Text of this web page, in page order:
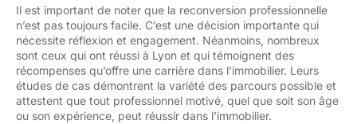
Il est important de noter que la reconversion professionnelle
n’est pas toujours facile. C’est une décision importante qui
nécessite réflexion et engagement. Néanmoins, nombreux
sont ceux qui ont réussi à Lyon et qui témoignent des
récompenses qu’offre une carrière dans l’immobilier. Leurs
études de cas démontrent la variété des parcours possible et
attestent que tout professionnel motivé, quel que soit son âge
ou son expérience, peut réussir dans l’immobilier.